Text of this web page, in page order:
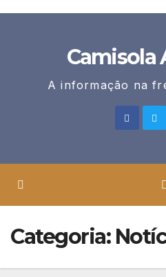
Camisola
A informação na
Categoria: